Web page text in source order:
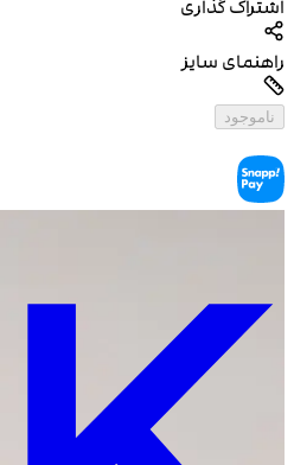
اشتراک گذاری
راهنمای سایز
ناموجود